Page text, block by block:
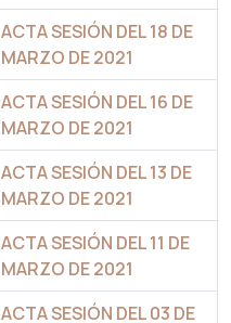
ACTA SESIÓN DEL 18 DE
MARZO DE 2021
ACTA SESIÓN DEL 16 DE
MARZO DE 2021
ACTA SESIÓN DEL 13 DE
MARZO DE 2021
ACTA SESIÓN DEL 11 DE
MARZO DE 2021
ACTA SESIÓN DEL 03 DE